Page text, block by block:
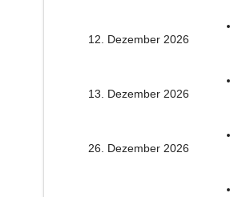
12. Dezember 2026
13. Dezember 2026
26. Dezember 2026